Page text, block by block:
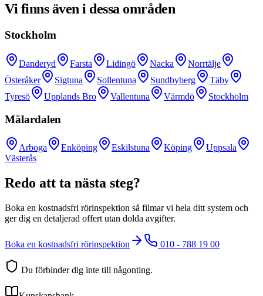
Vi finns även i dessa områden
Stockholm
Danderyd Farsta Lidingö Nacka
Norrtälje
Österåker
Sigtuna Sollentuna Sundbyberg
Täby
Tyresö
Upplands Bro Vallentuna Värmdö Stockholm
Mälardalen
Arboga Enköping Eskilstuna Köping
Uppsala
Västerås
Redo att ta nästa steg?
Boka en kostnadsfri rörinspektion så filmar vi hela ditt system och
ger dig en detaljerad offert utan dolda avgifter.
Boka en kostnadsfri rörinspektion 010 - 788 19 00
Du förbinder dig inte till någonting.